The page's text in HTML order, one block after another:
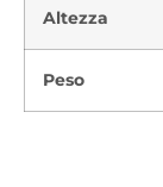
Altezza
Peso